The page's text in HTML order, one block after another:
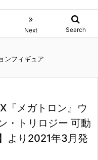
»
Next Search
ンフィギュア
『メガトロン』ウ
・トリロジー 可動
より2021年3月発